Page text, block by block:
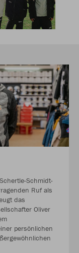
Schmidt-
Ruf als
das
Oliver
persönlichen